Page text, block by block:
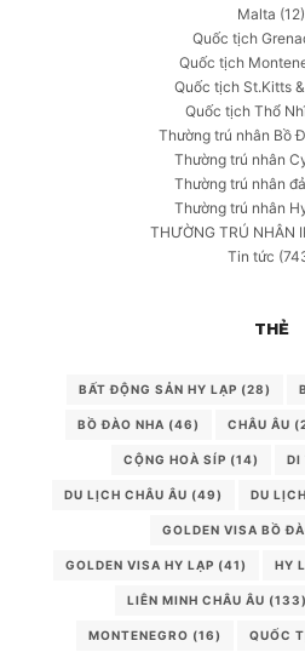
Malta (12)
Quốc tịch
Quốc tịch
Quốc tịch St.Kitts
Quốc tịch Thổ
Thường trú nhân Bồ
Thường trú nhân
Thường trú nhân
Thường trú nhân
THƯỜNG TRÚ NHÂN
Tin tức
THẺ
BẤT ĐỘNG SẢN HY LẠP (28)
BỒ ĐÀO NHA (46) CHÂU ÂU
CỘNG HOÀ SÍP (14) DI
DU LỊCH CHÂU ÂU (49) DU
GOLDEN VISA BỒ
GOLDEN VISA HY LẠP (41) HY
LIÊN MINH CHÂU ÂU (133)
MONTENEGRO (16) QUỐC